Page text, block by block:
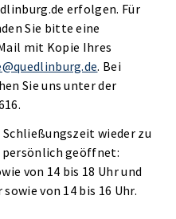
erfolgen. Für
Sie bitte eine
mit Kopie Ihres
. Bei
Sie uns unter der
wieder zu
geöffnet:
von 14 bis 18 Uhr und
von 14 bis 16 Uhr.